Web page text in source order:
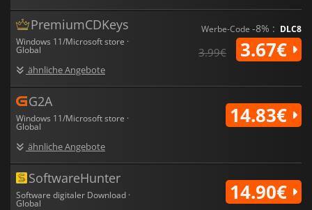
PremiumCDKeys
Windows 11/Microsoft store ·
Global
ähnliche Angebote
Werbe-Code -8% : DLC8
3.99€ 3.67€
G2A
Windows 11/Microsoft store ·
Global
ähnliche Angebote
14.83€
SoftwareHunter
Software digitaler Download ·
Global 14.90€